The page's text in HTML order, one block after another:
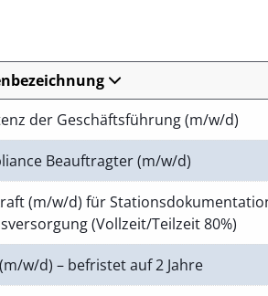
der Geschäftsführung (m/w/d)
Beauftragter (m/w/d)
(m/w/d) für
(Vollzeit/Teilzeit 80%)
w/d) – befristet auf 2 Jahre